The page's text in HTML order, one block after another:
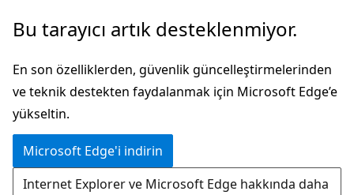
Ana
atla
Bu tarayıcı artık desteklenmiyor.
En son özelliklerden, güvenlik güncelleştirmelerinden
ve teknik destekten faydalanmak için Microsoft Edge’e
yükseltin.
Microsoft Edge'i indirin
Internet Explorer ve Microsoft Edge hakkında daha